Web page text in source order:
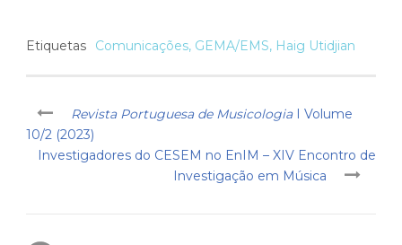
Etiquetas Comunicações, GEMA/EMS, Haig Utidjian
Revista Portuguesa de MusicologiaI Volume
10/2 (2023)
Investigadores do CESEM no EnIM – XIV Encontro de
Investigação em Música